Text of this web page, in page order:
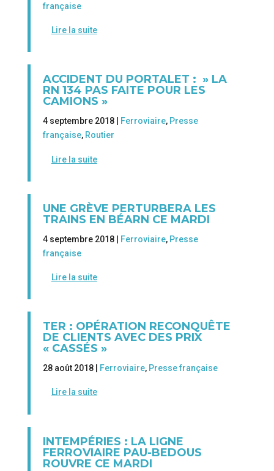
française
Lire la suite
ACCIDENT DU PORTALET : » LA
RN 134 PAS FAITE POUR LES
CAMIONS »
4 septembre 2018 | Ferroviaire, Presse
française, Routier
Lire la suite
UNE GRÈVE PERTURBERA LES
TRAINS EN BÉARN CE MARDI
4 septembre 2018 | Ferroviaire, Presse
française
Lire la suite
TER : OPÉRATION RECONQUÊTE
DE CLIENTS AVEC DES PRIX
« CASSÉS »
28 août 2018 | Ferroviaire, Presse française
Lire la suite
INTEMPÉRIES : LA LIGNE
FERROVIAIRE PAU-BEDOUS
ROUVRE CE MARDI